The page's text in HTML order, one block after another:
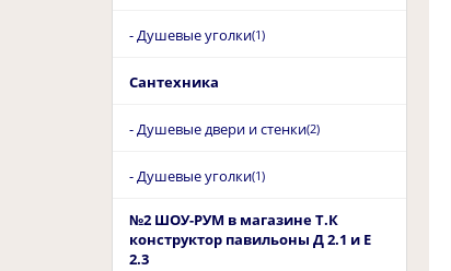
- Душевые уголки(1)
Сантехника
- Душевые двери и стенки(2)
- Душевые уголки(1)
№2 ШОУ-РУМ в магазине Т.К
конструктор павильоны Д 2.1 и Е
2.3